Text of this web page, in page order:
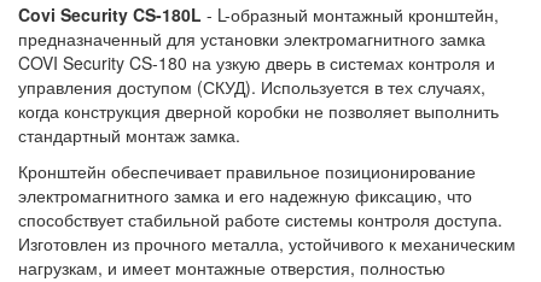
Covi Security CS-180L - L-образный монтажный кронштейн,
предназначенный для установки электромагнитного замка
COVI Security CS-180 на узкую дверь в системах контроля и
управления доступом (СКУД). Используется в тех случаях,
когда конструкция дверной коробки не позволяет выполнить
стандартный монтаж замка.
Кронштейн обеспечивает правильное позиционирование
электромагнитного замка и его надежную фиксацию, что
способствует стабильной работе системы контроля доступа.
Изготовлен из прочного металла, устойчивого к механическим
нагрузкам, и имеет монтажные отверстия, полностью